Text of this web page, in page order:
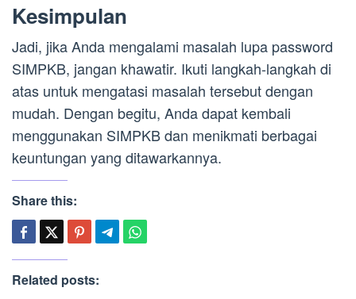
Kesimpulan
Jadi, jika Anda mengalami masalah lupa password
SIMPKB, jangan khawatir. Ikuti langkah-langkah di
atas untuk mengatasi masalah tersebut dengan
mudah. Dengan begitu, Anda dapat kembali
menggunakan SIMPKB dan menikmati berbagai
keuntungan yang ditawarkannya.
Share this:
Related posts: